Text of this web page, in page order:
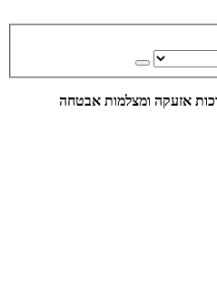
אזעקה ומצלמות אבטחה